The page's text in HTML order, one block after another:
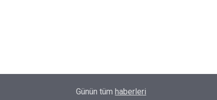
Amedspor’dan süper lig öncesi önemli hamle:
Günün tüm haberleri